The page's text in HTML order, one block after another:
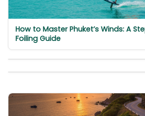
How to Master Phuket’s Winds: A
Foiling Guide